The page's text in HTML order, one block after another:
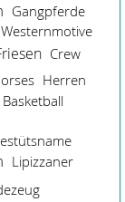
Gangpferde
Westernmotive
Crew
Herren
Basketball
Lipizzaner